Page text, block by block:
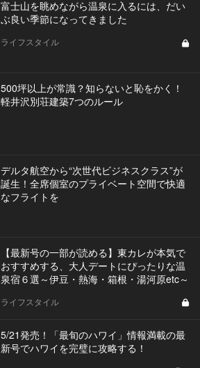
富士山を眺めながら温泉に入るには、だい
ぶ良い季節になってきました
ライフスタイル
500坪以上が常識？知らないと恥をかく！
軽井沢別荘建築7つのルール
デルタ航空から“次世代ビジネスクラス”が
誕生！全席個室のプライベート空間で快適
なフライトを
【最新号の一部が読める】東カレが本気で
おすすめする、大人デートにぴったりな温
泉宿６選～伊豆・熱海・箱根・湯河原etc～
ライフスタイル
5/21発売！「最旬のハワイ」情報満載の最
新号でハワイを完璧に攻略する！